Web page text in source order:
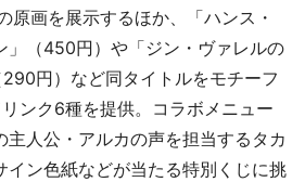
原画を展示するほか、「ハンス・
」（450円）や「ジン・ヴァレルの
円）など同タイトルをモチーフ
ンク6種を提供。コラボメニュー
主人公・アルカの声を担当するタカ
イン色紙などが当たる特別くじに挑